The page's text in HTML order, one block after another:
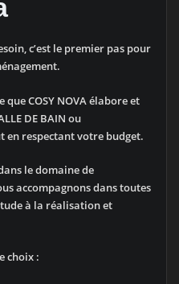
c’est le premier pas pour
que COSY NOVA élabore et
DE BAIN ou
en respectant votre budget.
le domaine de
accompagnons dans toutes
à la réalisation et
choix :